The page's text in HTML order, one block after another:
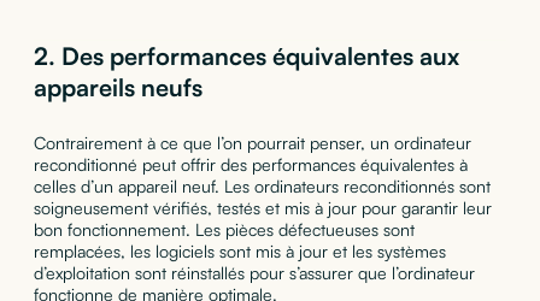
2. Des performances équivalentes aux
appareils neufs
Contrairement à ce que l’on pourrait penser, un ordinateur
reconditionné peut offrir des performances équivalentes à
celles d’un appareil neuf. Les ordinateurs reconditionnés sont
soigneusement vérifiés, testés et mis à jour pour garantir leur
bon fonctionnement. Les pièces défectueuses sont
remplacées, les logiciels sont mis à jour et les systèmes
d’exploitation sont réinstallés pour s’assurer que l’ordinateur
fonctionne de manière optimale.